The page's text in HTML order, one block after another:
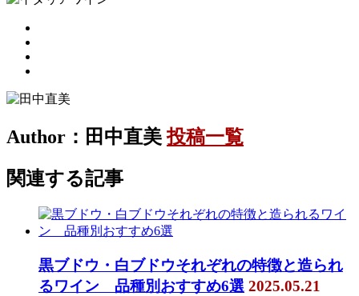
Author：田中直美投稿一覧
関連する記事
黒ブドウ・白ブドウそれぞれの特徴と造られ
るワイン 品種別おすすめ6選 2025.05.21